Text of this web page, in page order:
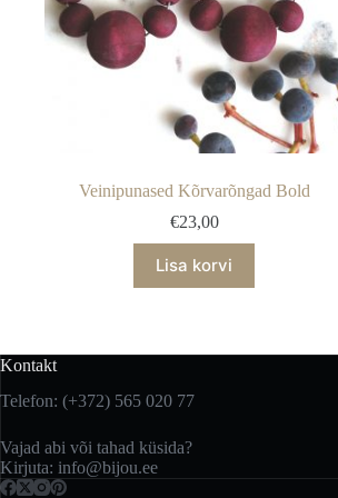
Veinipunased Kõrvarõngad Bold
€23,00
Lisa korvi
Kontakt
Telefon: (+372) 565 020 77
Vajad abi või tahad küsida?
Kirjuta: info@bijou.ee